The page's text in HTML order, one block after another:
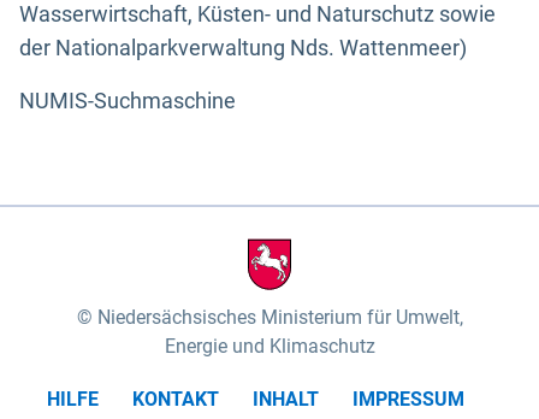
Wasserwirtschaft, Küsten- und Naturschutz sowie
der Nationalparkverwaltung Nds. Wattenmeer)
NUMIS-Suchmaschine
Niedersächsisches Ministerium für Umwelt,
Energie und Klimaschutz
HILFE KONTAKT INHALT
IMPRESSUM